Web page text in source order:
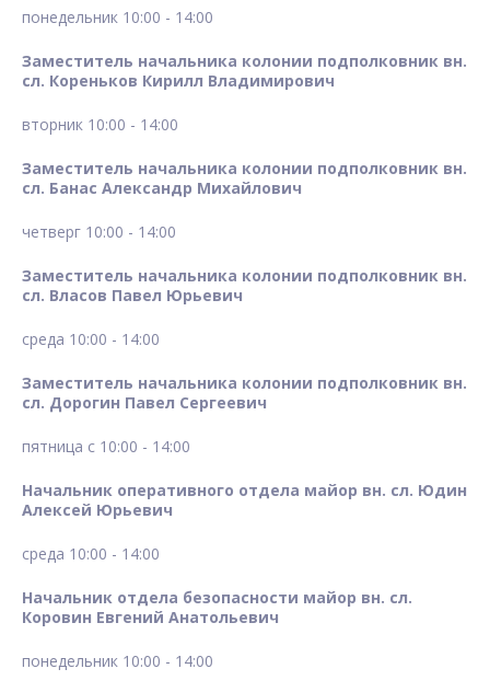
понедельник 10:00 - 14:00
Заместитель начальника колонии подполковник вн.
сл. Кореньков Кирилл Владимирович
вторник 10:00 - 14:00
Заместитель начальника колонии подполковник вн.
сл. Банас Александр Михайлович
четверг 10:00 - 14:00
Заместитель начальника колонии подполковник вн.
сл. Власов Павел Юрьевич
среда 10:00 - 14:00
Заместитель начальника колонии подполковник вн.
сл. Дорогин Павел Сергеевич
пятница с 10:00 - 14:00
Начальник оперативного отдела майор вн. сл. Юдин
Алексей Юрьевич
среда 10:00 - 14:00
Начальник отдела безопасности майор вн. сл.
Коровин Евгений Анатольевич
понедельник 10:00 - 14:00